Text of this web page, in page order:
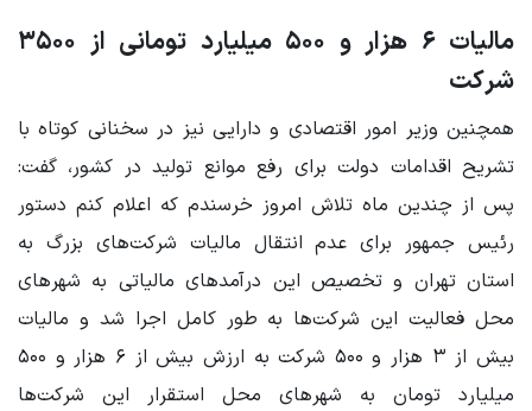
مالیات ۶ هزار و ۵۰۰ میلیارد تومانی از ۳۵۰۰
شرکت
همچنین وزیر امور اقتصادی و دارایی نیز در سخنانی کوتاه با
تشریح اقدامات دولت برای رفع موانع تولید در کشور، گفت:
پس از چندین ماه تلاش امروز خرسندم که اعلام کنم دستور
رئیس جمهور برای عدم انتقال مالیات شرکت‌های بزرگ به
استان تهران و تخصیص این درآمدهای مالیاتی به شهرهای
محل فعالیت این شرکت‌ها به طور کامل اجرا شد و مالیات
بیش از ۳ هزار و ۵۰۰ شرکت به ارزش بیش از ۶ هزار و ۵۰۰
میلیارد تومان به شهرهای محل استقرار این شرکت‌ها